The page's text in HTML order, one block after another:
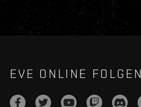
EVE ONLINE FOLGEN